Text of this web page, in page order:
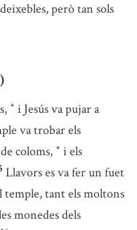
però tan sols
)
* i Jesús va pujar a
va trobar els
coloms, * i els
Llavors es va fer un fuet
temple, tant els moltons
monedes dels